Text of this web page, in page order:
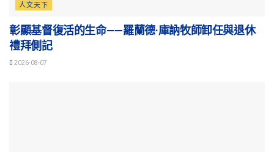
人文天下
彰顯基督復活的生命——羅蘭德·庫訥牧師卸任與退休
禮拜側記
2026-08-07